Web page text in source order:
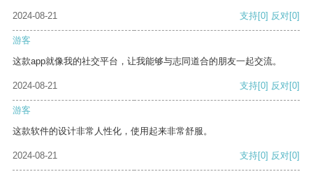
2024-08-21 支持[0] 反对[0]
游客
这款app就像我的社交平台，让我能够与志同道合的朋友一起交流。
2024-08-21 支持[0] 反对[0]
游客
这款软件的设计非常人性化，使用起来非常舒服。
2024-08-21 支持[0] 反对[0]